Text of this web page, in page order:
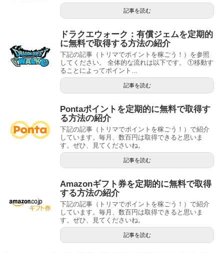
記事を読む
ドラクエウォーク：有償ジェムを定期的
に無料で取得する方法の紹介
下記の記事（トリマでポイントを稼ごう！）を参照
してください。 全体的な流れは以下です。 ①移動す
ることによってポイント...
記事を読む
Pontaポイントを定期的に無料で取得す
る方法の紹介
下記の記事（トリマでポイントを稼ごう！）で紹介
しています。毎月、数百円は取得できると思いま
す。ぜひ、見てくださいね。
記事を読む
Amazonギフト券を定期的に無料で取得
する方法の紹介
下記の記事（トリマでポイントを稼ごう！）で紹介
しています。毎月、数百円は取得できると思いま
す。ぜひ、見てくださいね。
記事を読む